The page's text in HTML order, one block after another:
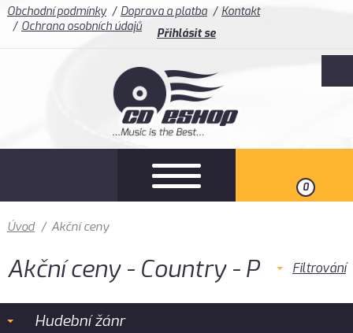
Obchodní podmínky Doprava a platba
Kontakt
Ochrana osobních údajů
Přihlásit se
0
Úvod / Akční ceny
Akční ceny - Country - P Filtrování
Hudební žánr